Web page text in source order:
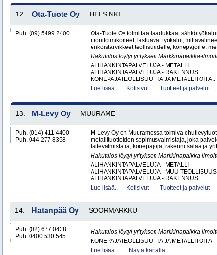
12. Ota-Tuote Oy HELSINKI
Puh. (09) 5499 2400
Ota-Tuote Oy toimittaa laadukkaat
monitoimikoneet, lastuavat työkalut,
erikoistarvikkeet teollisuudelle, konepajoille,
Hakutulos löytyi yrityksen Markkinapaikka-
ALIHANKINTAPALVELUJA - METALLI
ALIHANKINTAPALVELUJA - RAKENNUS
KONEPAJATEOLLISUUTTA JA METALLITÖITÄ..
Lue lisää..
Kotisivut Tuotteet ja palvelut
13. M-Levy Oy MUURAME
Puh. (014) 411 4400
Puh. 044 277 8358
M-Levy Oy on Muuramessa toimiva
metallituotteiden sopimusvalmistaja, joka
laitevalmistajia, konepajoja, rakennusalaa ja
Hakutulos löytyi yrityksen Markkinapaikka-
ALIHANKINTAPALVELUJA - METALLI
ALIHANKINTAPALVELUJA - MUU TEOLLISUUS
ALIHANKINTAPALVELUJA - RAKENNUS..
Lue lisää..
Kotisivut Tuotteet ja palvelut
14. Hatanpää Oy SÖÖRMARKKU
Puh. (02) 677 0438
Puh. 0400 530 545
Hakutulos löytyi yrityksen Markkinapaikka-
KONEPAJATEOLLISUUTTA JA METALLITÖITÄ
Lue lisää..
Näytä kartalla